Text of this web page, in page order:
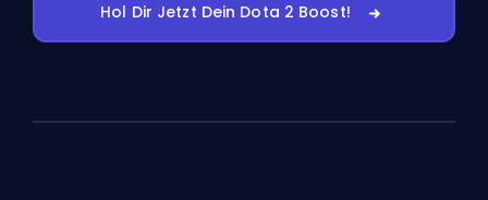
Hol Dir Jetzt Dein Dota 2 Boost!